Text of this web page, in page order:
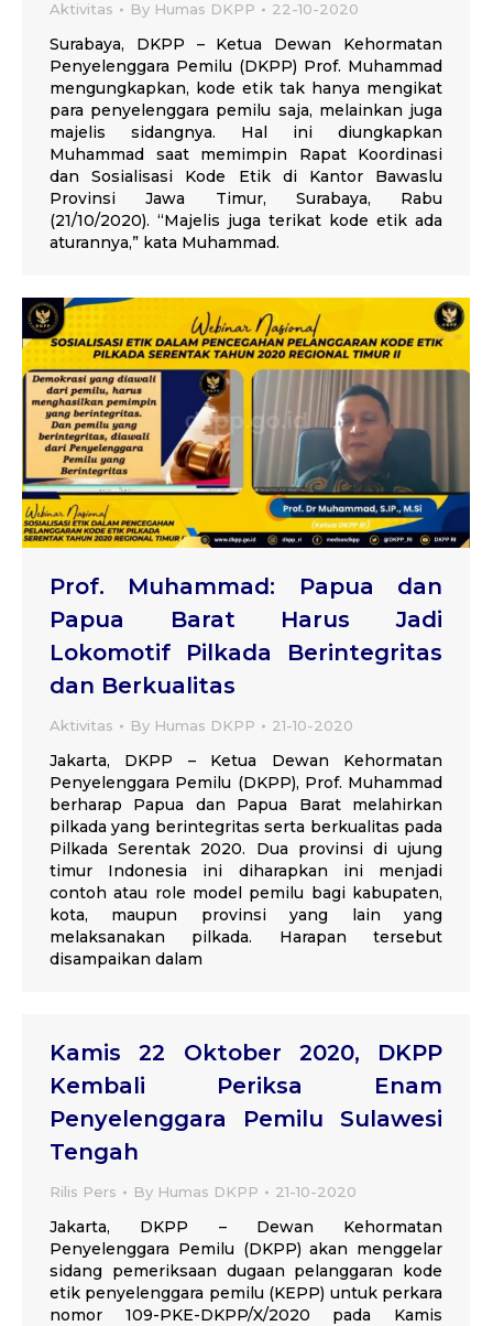
Aktivitas By Humas DKPP 22-10-2020
Surabaya, DKPP – Ketua Dewan Kehormatan
Penyelenggara Pemilu (DKPP) Prof. Muhammad
mengungkapkan, kode etik tak hanya mengikat
para penyelenggara pemilu saja, melainkan juga
majelis sidangnya. Hal ini diungkapkan
Muhammad saat memimpin Rapat Koordinasi
dan Sosialisasi Kode Etik di Kantor Bawaslu
Provinsi Jawa Timur, Surabaya, Rabu
(21/10/2020). “Majelis juga terikat kode etik ada
aturannya,” kata Muhammad.
Prof. Muhammad: Papua dan
Papua Barat Harus Jadi
Lokomotif Pilkada Berintegritas
dan Berkualitas
Aktivitas By Humas DKPP 21-10-2020
Jakarta, DKPP – Ketua Dewan Kehormatan
Penyelenggara Pemilu (DKPP), Prof. Muhammad
berharap Papua dan Papua Barat melahirkan
pilkada yang berintegritas serta berkualitas pada
Pilkada Serentak 2020. Dua provinsi di ujung
timur Indonesia ini diharapkan ini menjadi
contoh atau role model pemilu bagi kabupaten,
kota, maupun provinsi yang lain yang
melaksanakan pilkada. Harapan tersebut
disampaikan dalam
Kamis 22 Oktober 2020, DKPP
Kembali Periksa Enam
Penyelenggara Pemilu Sulawesi
Tengah
Rilis Pers By Humas DKPP 21-10-2020
Jakarta, DKPP – Dewan Kehormatan
Penyelenggara Pemilu (DKPP) akan menggelar
sidang pemeriksaan dugaan pelanggaran kode
etik penyelenggara pemilu (KEPP) untuk perkara
nomor 109-PKE-DKPP/X/2020 pada Kamis